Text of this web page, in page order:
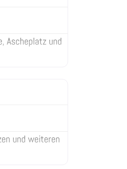
Ascheplatz und
und weiteren